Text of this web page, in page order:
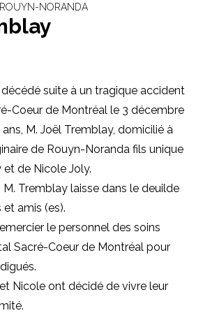
NORANDA
décédé suite à un tragique accident
Coeur de Montréal le 3 décembre
M. Joël Tremblay, domicilié à
de Rouyn-Noranda fils unique
de Nicole Joly.
M. Tremblay laisse dans le deuilde
amis (es).
le personnel des soins
Sacré-Coeur de Montréal pour
Nicole ont décidé de vivre leur